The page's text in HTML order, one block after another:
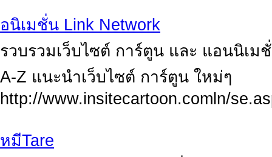
อนิเมชั่น Link Network
รวบรวมเว็บไซต์ การ์ตูน และ แอนนิเม
A-Z แนะนําเว็บไซต์ การ์ตูน ใหม่ๆ
http://www.insitecartoon.comln/
หมีTare